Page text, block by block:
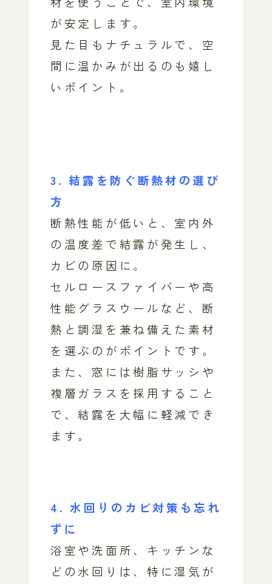
が安定します。
見た目もナチュラルで、空
間に温かみが出るのも嬉し
いポイント。
3. 結露を防ぐ断熱材の選び
方
断熱性能が低いと、室内外
の温度差で結露が発生し、
カビの原因に。
セルロースファイバーや高
性能グラスウールなど、断
熱と調湿を兼ね備えた素材
を選ぶのがポイントです。
また、窓には樹脂サッシや
複層ガラスを採用すること
で、結露を大幅に軽減でき
ます。
4. 水回りのカビ対策も忘れ
ずに
浴室や洗面所、キッチンな
どの水回りは、特に湿気が